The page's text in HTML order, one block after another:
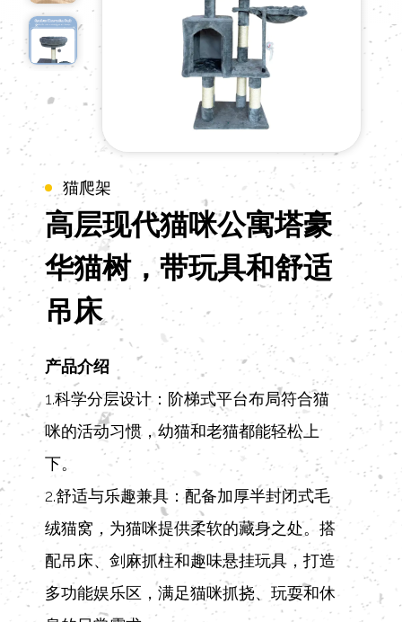
猫爬架
高层现代猫咪公寓塔豪
华猫树，带玩具和舒适
吊床
产品介绍
1.科学分层设计：阶梯式平台布局符合猫
咪的活动习惯，幼猫和老猫都能轻松上
下。
2.舒适与乐趣兼具：配备加厚半封闭式毛
绒猫窝，为猫咪提供柔软的藏身之处。搭
配吊床、剑麻抓柱和趣味悬挂玩具，打造
多功能娱乐区，满足猫咪抓挠、玩耍和休